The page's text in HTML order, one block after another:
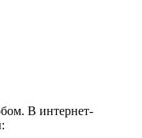
В интернет-